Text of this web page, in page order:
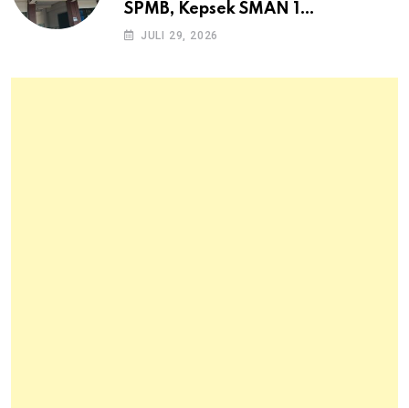
SPMB, Kepsek SMAN 1
Dayeuhkolot Dikeluhkan Orang
JULI 29, 2026